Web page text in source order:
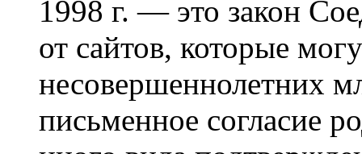
1998 г. — это закон
от сайтов, которые
несовершеннолетних
письменное согласие